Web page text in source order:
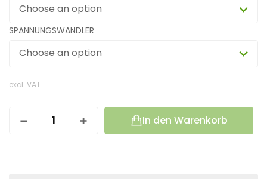
Choose an option
SPANNUNGSWANDLER
Choose an option
excl. VAT
In den Warenkorb